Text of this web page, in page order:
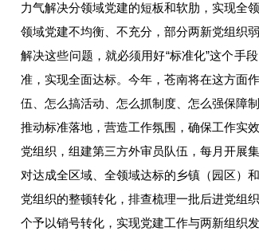
力气解决分领域党建的短板和软肋，实现全
领域党建不均衡、不充分，部分两新党组织
解决这些问题，就必须用好“标准化”这个手
准，实现全面达标。今年，苍南将在这方面
伍、怎么搞活动、怎么抓制度、怎么强保障
推动标准落地，营造工作氛围，确保工作实
党组织，组建第三方外审员队伍，每月开展
对达成全区域、全领域达标的乡镇（园区）
党组织的整顿转化，排查梳理一批后进党组
个予以销号转化，实现党建工作与两新组织